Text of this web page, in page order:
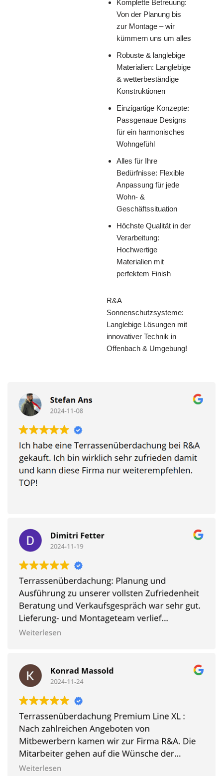
Komplette Betreuung:
Von der Planung bis
zur Montage – wir
kümmern uns um alles
Robuste & langlebige
Materialien: Langlebige
& wetterbeständige
Konstruktionen
Einzigartige Konzepte:
Passgenaue Designs
für ein harmonisches
Wohngefühl
Alles für Ihre
Bedürfnisse: Flexible
Anpassung für jede
Wohn- &
Geschäftssituation
Höchste Qualität in der
Verarbeitung:
Hochwertige
Materialien mit
perfektem Finish
R&A
Sonnenschutzsysteme:
Langlebige Lösungen mit
innovativer Technik in
Offenbach & Umgebung!